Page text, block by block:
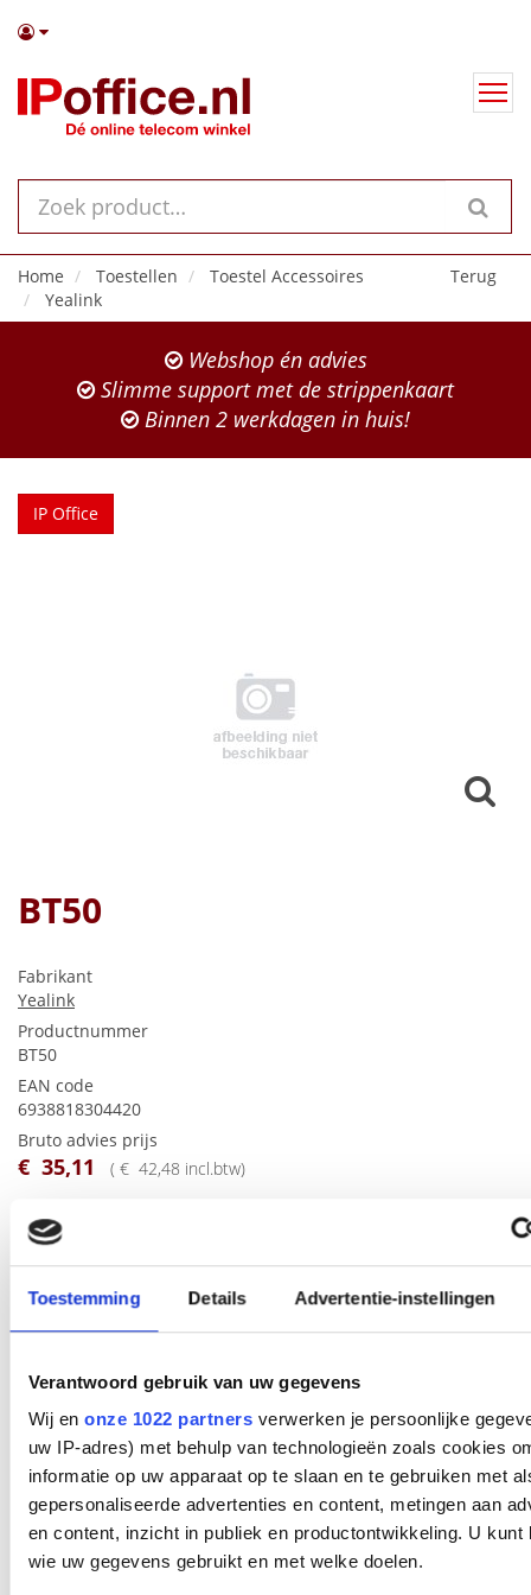
Toestemming Details Advertentie-instellingen
Verantwoord gebruik van uw gegevens
Wij en onze 1022 partnersverwerken je persoonlijke
uw IP-adres) met behulp van technologieën zoals cookies
informatie op uw apparaat op te slaan en te gebruiken met
gepersonaliseerde advertenties en content, metingen aan
en content, inzicht in publiek en productontwikkeling. U kunt
wie uw gegevens gebruikt en met welke doelen.
Terug
Home Toestellen
Toestel Accessoires
Yealink
Webshop én advies
Slimme support met de strippenkaart
Binnen 2 werkdagen in huis!
IP Office
BT50
Fabrikant
Yealink
Productnummer
BT50
EAN code
6938818304420
Bruto advies prijs
€ 35,11 ( € 42,48 incl.btw)
€28
Bestel
uw Yealink CP900/CP700 verbindt met uw PC voor een snelle
en betrouwbare Bluetooth verbinding. BT50 garandeert een
eersteklas bereik tot 30 meter, zodat u zich tijdens een
gesprek vrij van uw laptop kunt bewegen. Wat betreft de
audio, door geluidskwaliteitsfuncties toe te voegen aan BT50,
kun je genieten van een natuurlijk geluid, zelfs als je niet
achter je bureau zit. Ondertussen wordt de muziek